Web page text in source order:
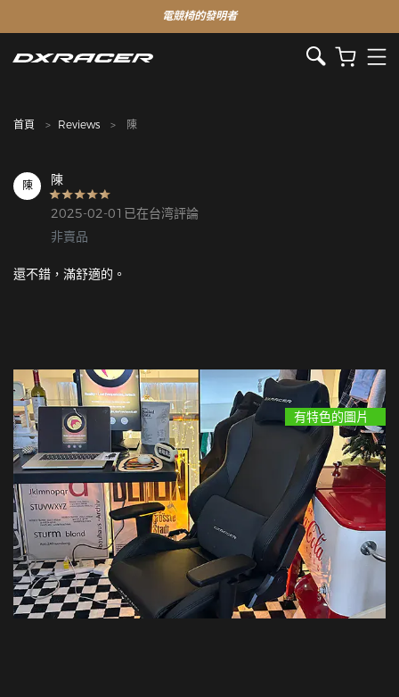
電競椅的發明者
首頁 Reviews 陳
陳 陳
2025-02-01已在台湾評論
非賣品
還不錯，滿舒適的。
有特色的圖片